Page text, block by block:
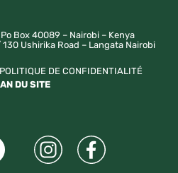
Box 40089 – Nairobi – Kenya
Ushirika Road – Langata Nairobi
POLITIQUE DE CONFIDENTIALITÉ
DU SITE